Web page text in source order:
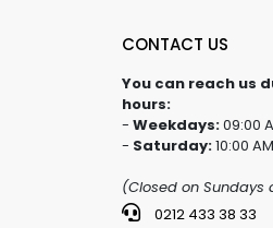
CONTACT US
You can reach us
hours:
- Weekdays:09:00
- Saturday:10:00
(Closed on
0212 433 38 33